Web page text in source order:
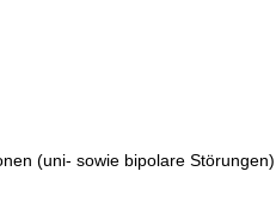
(uni- sowie bipolare Störungen)